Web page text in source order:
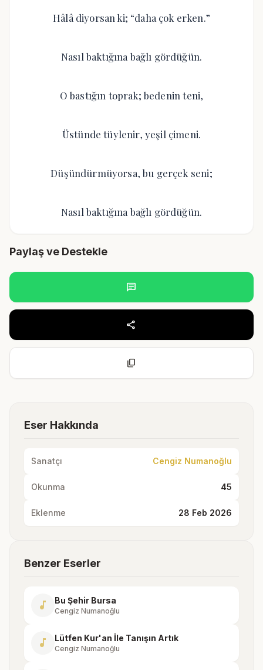
Hâlâ diyorsan ki; “daha çok erken.”
Nasıl baktığına bağlı gördüğün.
O bastığın toprak; bedenin teni,
Üstünde tüylenir, yeşil çimeni.
Düşündürmüyorsa, bu gerçek seni;
Nasıl baktığına bağlı gördüğün.
Paylaş ve Destekle
chat
share
content_copy
Eser Hakkında
Sanatçı Cengiz Numanoğlu
Okunma 45
Eklenme 28 Feb 2026
Benzer Eserler
music_note Bu Şehir Bursa
Cengiz Numanoğlu
music_note Lütfen Kur'an İle Tanışın Artık
Cengiz Numanoğlu